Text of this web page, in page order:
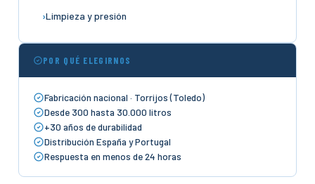
Limpieza y presión
POR QUÉ ELEGIRNOS
Fabricación nacional · Torrijos (Toledo)
Desde 300 hasta 30.000 litros
+30 años de durabilidad
Distribución España y Portugal
Respuesta en menos de 24 horas